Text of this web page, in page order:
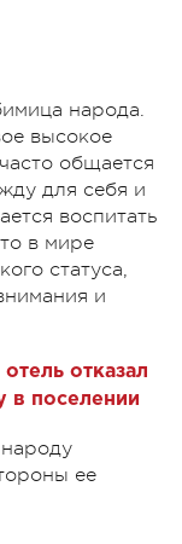
народа.
высокое
общается
для себя и
воспитать
в мире
статуса,
и
отказал
в поселении
ее